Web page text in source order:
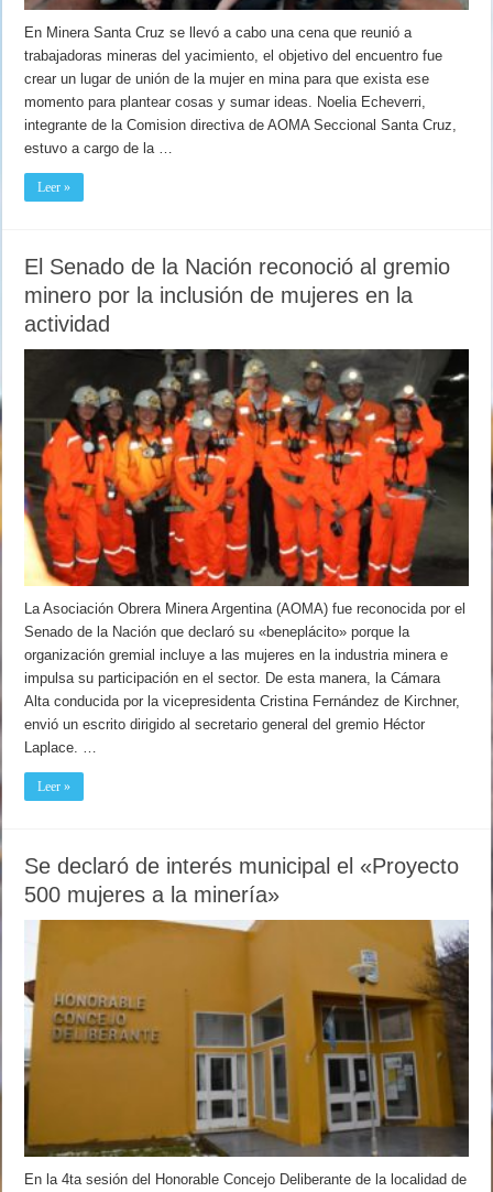
En Minera Santa Cruz se llevó a cabo una cena que reunió a
trabajadoras mineras del yacimiento, el objetivo del encuentro fue
crear un lugar de unión de la mujer en mina para que exista ese
momento para plantear cosas y sumar ideas. Noelia Echeverri,
integrante de la Comision directiva de AOMA Seccional Santa Cruz,
estuvo a cargo de la …
Leer »
El Senado de la Nación reconoció al gremio
minero por la inclusión de mujeres en la
actividad
La Asociación Obrera Minera Argentina (AOMA) fue reconocida por el
Senado de la Nación que declaró su «beneplácito» porque la
organización gremial incluye a las mujeres en la industria minera e
impulsa su participación en el sector. De esta manera, la Cámara
Alta conducida por la vicepresidenta Cristina Fernández de Kirchner,
envió un escrito dirigido al secretario general del gremio Héctor
Laplace. …
Leer »
Se declaró de interés municipal el «Proyecto
500 mujeres a la minería»
En la 4ta sesión del Honorable Concejo Deliberante de la localidad de